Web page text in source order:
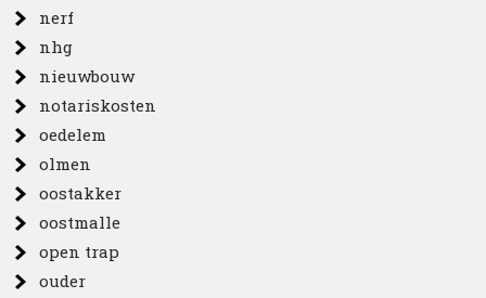
nerf
nhg
nieuwbouw
notariskosten
oedelem
olmen
oostakker
oostmalle
open trap
ouder